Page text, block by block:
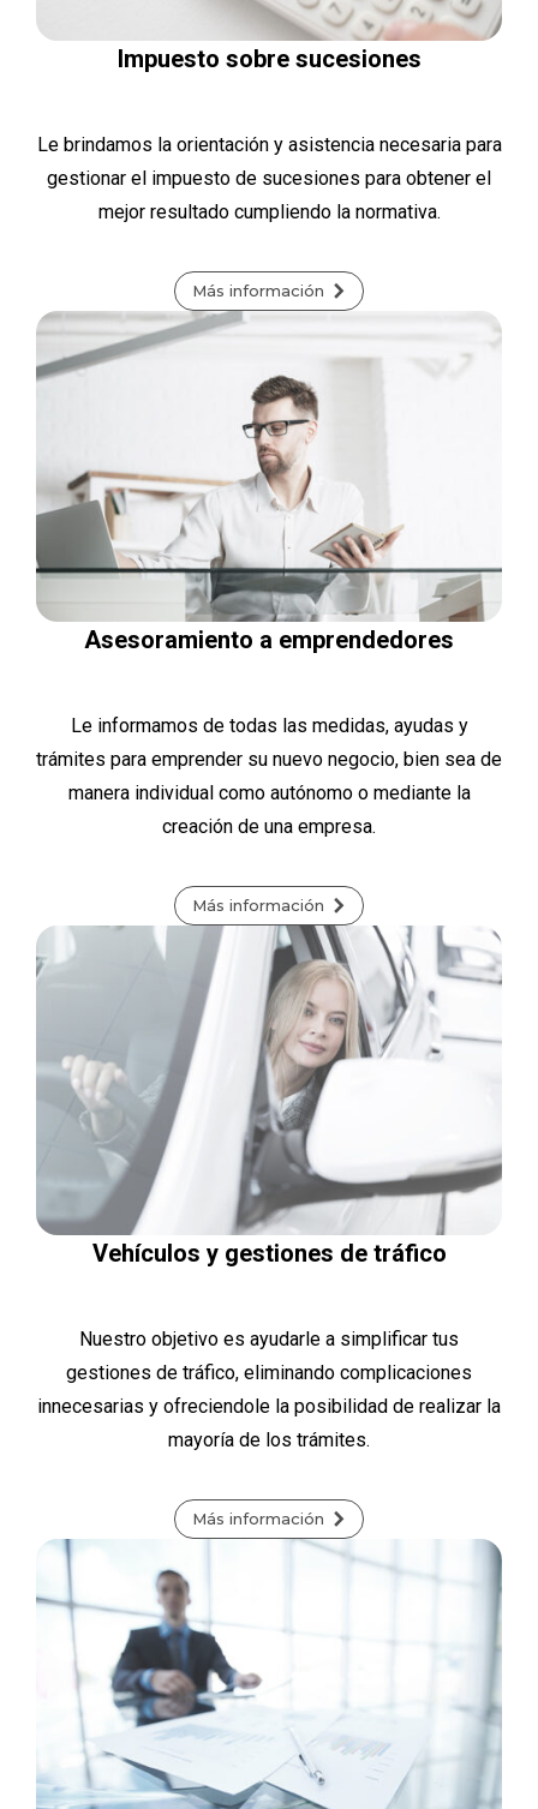
Impuesto sobre sucesiones
Le brindamos la orientación y asistencia necesaria para
gestionar el impuesto de sucesiones para obtener el
mejor resultado cumpliendo la normativa.
Más información
Asesoramiento a emprendedores
Le informamos de todas las medidas, ayudas y
trámites para emprender su nuevo negocio, bien sea de
manera individual como autónomo o mediante la
creación de una empresa.
Más información
Vehículos y gestiones de tráfico
Nuestro objetivo es ayudarle a simplificar tus
gestiones de tráfico, eliminando complicaciones
innecesarias y ofreciendole la posibilidad de realizar la
mayoría de los trámites.
Más información